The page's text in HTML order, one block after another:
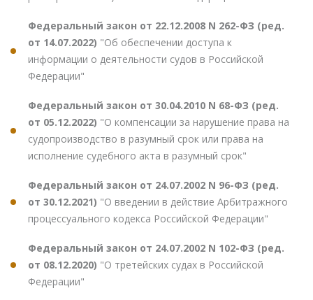
Федеральный закон от 22.12.2008 N 262-ФЗ (ред.
от 14.07.2022) "Об обеспечении доступа к
информации о деятельности судов в Российской
Федерации"
Федеральный закон от 30.04.2010 N 68-ФЗ (ред.
от 05.12.2022) "О компенсации за нарушение права на
судопроизводство в разумный срок или права на
исполнение судебного акта в разумный срок"
Федеральный закон от 24.07.2002 N 96-ФЗ (ред.
от 30.12.2021) "О введении в действие Арбитражного
процессуального кодекса Российской Федерации"
Федеральный закон от 24.07.2002 N 102-ФЗ (ред.
от 08.12.2020) "О третейских судах в Российской
Федерации"